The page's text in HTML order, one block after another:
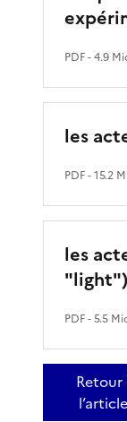
PDF- 4.9
les
PDF- 15.2
les
"light")
PDF- 5.5
Retour
l’article